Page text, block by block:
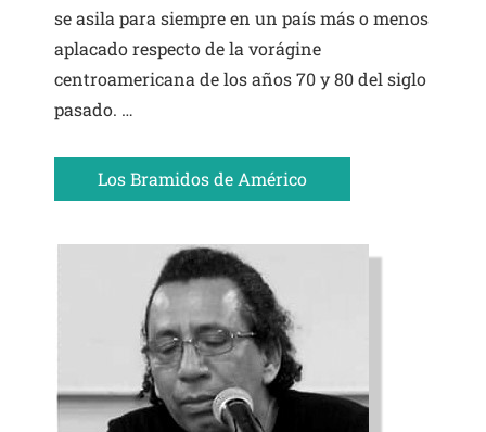
se asila para siempre en un país más o menos
aplacado respecto de la vorágine
centroamericana de los años 70 y 80 del siglo
pasado. …
Los Bramidos de Américo